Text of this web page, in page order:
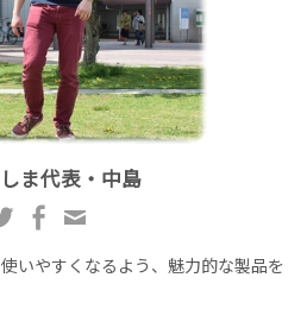
ま代表・中島
いやすくなるよう、魅力的な製品を